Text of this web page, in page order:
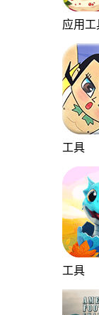
应用工
工具
工具